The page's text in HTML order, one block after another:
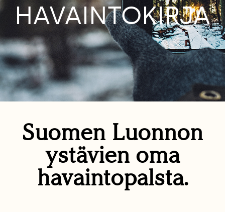
HAVAINTOKIRJA
Suomen Luonnon
ystävien oma
havaintopalsta.